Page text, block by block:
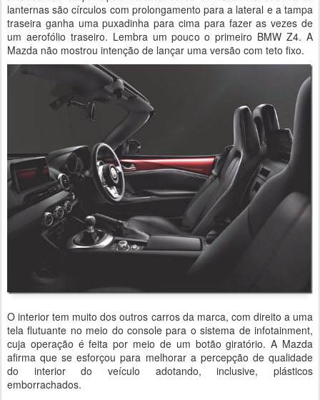
lanternas são círculos com prolongamento para a lateral e a tampa
traseira ganha uma puxadinha para cima para fazer as vezes de
um aerofólio traseiro. Lembra um pouco o primeiro BMW Z4. A
Mazda não mostrou intenção de lançar uma versão com teto fixo.
O interior tem muito dos outros carros da marca, com direito a uma
tela flutuante no meio do console para o sistema de infotainment,
cuja operação é feita por meio de um botão giratório. A Mazda
afirma que se esforçou para melhorar a percepção de qualidade
do interior do veículo adotando, inclusive, plásticos
emborrachados.